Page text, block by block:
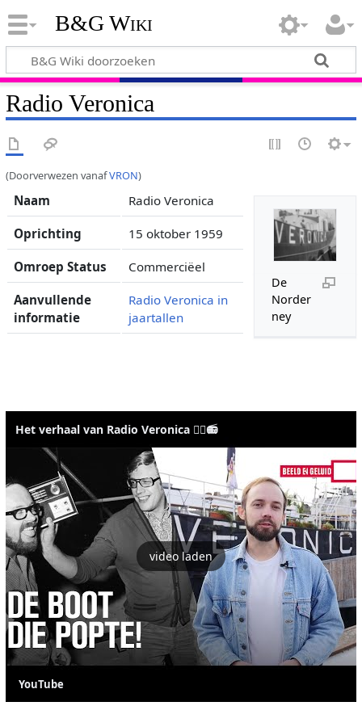
B&G Wiki
Radio Veronica
(Doorverwezen vanafVRON)
De
Norder
ney
Naam Radio Veronica
Oprichting 15 oktober 1959
Omroep Status Commerciëel
Aanvullende
informatie
Radio Veronica in
jaartallen
Het verhaal van Radio Veronica 🏴‍☠️📻
video laden
YouTube